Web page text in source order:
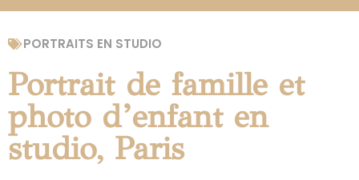
PORTRAITS EN STUDIO
Portrait de famille et
photo d’enfant en
studio, Paris